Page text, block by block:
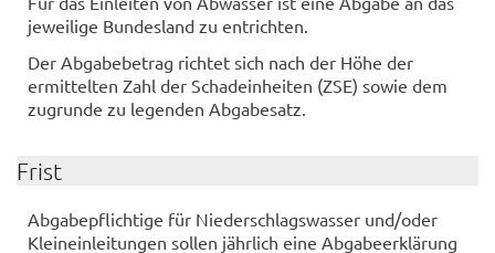
jeweilige Bundesland zu entrichten.
Der Abgabebetrag richtet sich nach der Höhe der
ermittelten Zahl der Schadeinheiten (ZSE) sowie dem
zugrunde zu legenden Abgabesatz.
Frist
Abgabepflichtige für Niederschlagswasser und/oder
Kleineinleitungen sollen jährlich eine Abgabeerklärung